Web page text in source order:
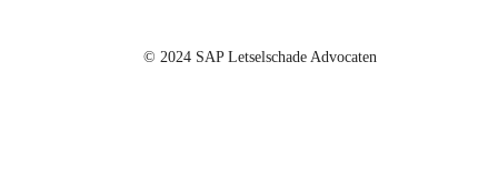
© 2024 SAP Letselschade Advocaten